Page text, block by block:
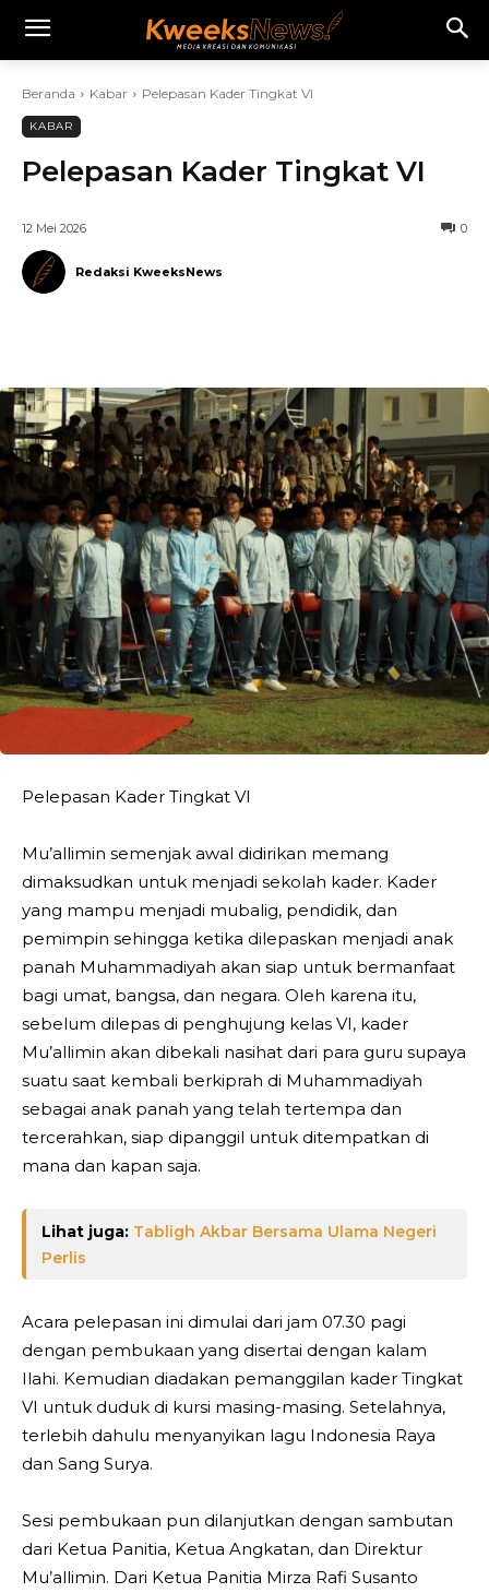
Beranda Kabar Pelepasan Kader Tingkat VI
KABAR
Pelepasan Kader Tingkat VI
0
12 Mei 2026
Redaksi KweeksNews
Pelepasan Kader Tingkat VI
Mu’allimin semenjak awal didirikan memang
dimaksudkan untuk menjadi sekolah kader. Kader
yang mampu menjadi mubalig, pendidik, dan
pemimpin sehingga ketika dilepaskan menjadi anak
panah Muhammadiyah akan siap untuk bermanfaat
bagi umat, bangsa, dan negara. Oleh karena itu,
sebelum dilepas di penghujung kelas VI, kader
Mu’allimin akan dibekali nasihat dari para guru supaya
suatu saat kembali berkiprah di Muhammadiyah
sebagai anak panah yang telah tertempa dan
tercerahkan, siap dipanggil untuk ditempatkan di
mana dan kapan saja.
Lihat juga: Tabligh Akbar Bersama Ulama Negeri
Perlis
Acara pelepasan ini dimulai dari jam 07.30 pagi
dengan pembukaan yang disertai dengan kalam
Ilahi. Kemudian diadakan pemanggilan kader Tingkat
VI untuk duduk di kursi masing-masing. Setelahnya,
terlebih dahulu menyanyikan lagu Indonesia Raya
dan Sang Surya.
Sesi pembukaan pun dilanjutkan dengan sambutan
dari Ketua Panitia, Ketua Angkatan, dan Direktur
Mu’allimin. Dari Ketua Panitia Mirza Rafi Susanto